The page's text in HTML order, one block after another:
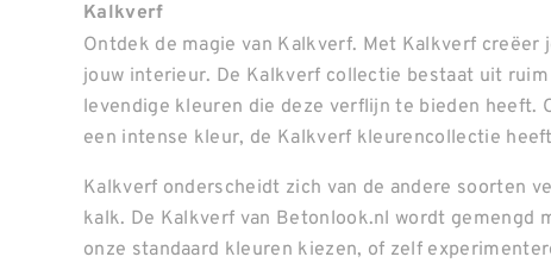
Kalkverf
Ontdek de magie van Kalkverf. Met Kalkverf
jouw interieur. De Kalkverf collectie bestaat uit
levendige kleuren die deze verflijn te bieden
een intense kleur, de Kalkverf kleurencollectie
Kalkverf onderscheidt zich van de andere soorten
kalk. De Kalkverf van Betonlook.nl wordt gemengd
onze standaard kleuren kiezen, of zelf